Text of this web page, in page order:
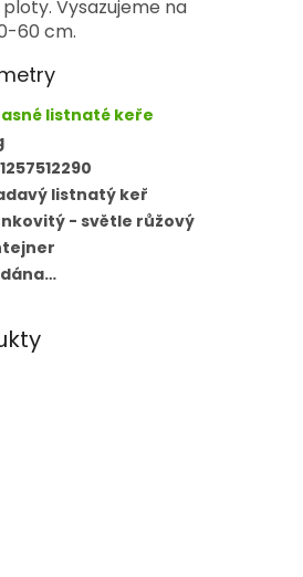
Vysazujeme na
60 cm.
listnaté keře
listnatý keř
- světle růžový